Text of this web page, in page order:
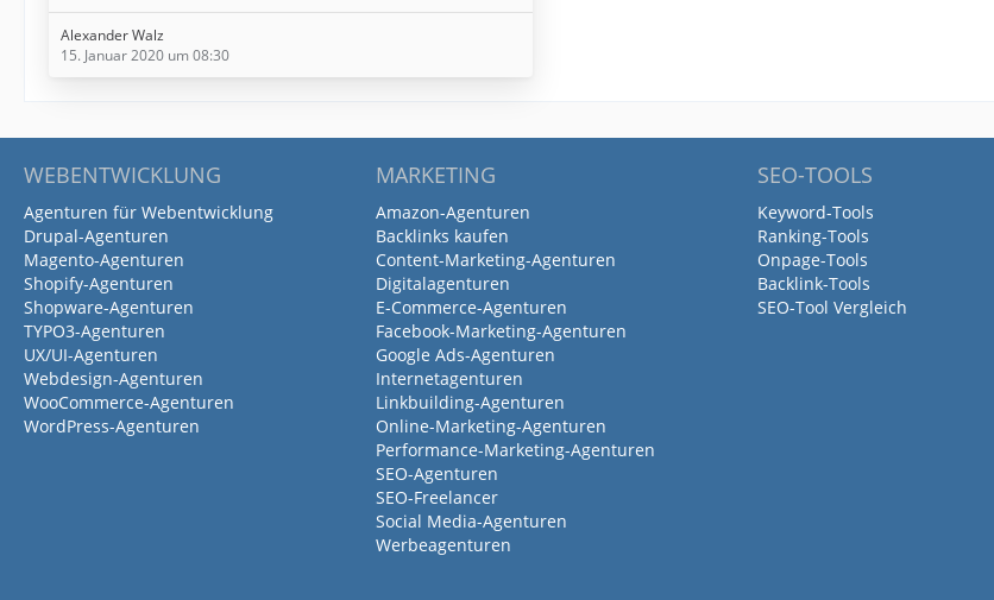
Alexander Walz
15. Januar 2020 um 08:30
WEBENTWICKLUNG
Agenturen für Webentwicklung
Drupal-Agenturen
Magento-Agenturen
Shopify-Agenturen
Shopware-Agenturen
TYPO3-Agenturen
UX/UI-Agenturen
Webdesign-Agenturen
WooCommerce-Agenturen
WordPress-Agenturen
MARKETING
Amazon-Agenturen
Backlinks kaufen
Content-Marketing-Agenturen
Digitalagenturen
E-Commerce-Agenturen
Facebook-Marketing-Agenturen
Google Ads-Agenturen
Internetagenturen
Linkbuilding-Agenturen
Online-Marketing-Agenturen
Performance-Marketing-Agenturen
SEO-Agenturen
SEO-Freelancer
Social Media-Agenturen
Werbeagenturen
SEO-TOOLS
Keyword-Tools
Ranking-Tools
Onpage-Tools
Backlink-Tools
SEO-Tool Vergleich